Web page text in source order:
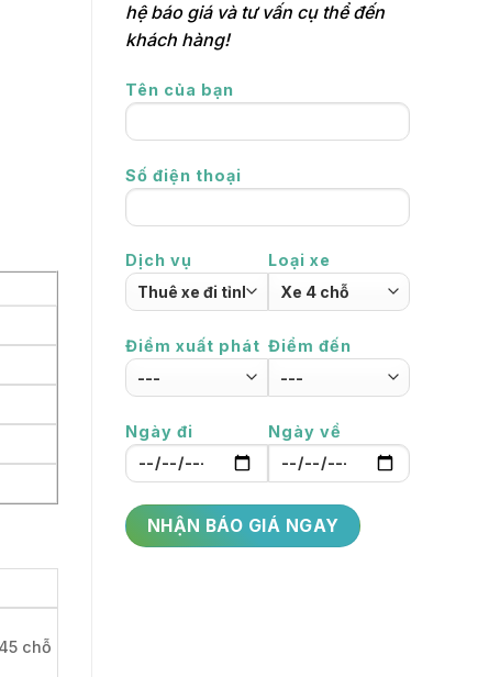
chỗ
hệ báo giá và tư vấn cụ thể đến
khách hàng!
Tên của bạn
Số điện thoại
Dịch vụ Loại xe
Điểm xuất phát Điểm đến
Ngày đi Ngày về